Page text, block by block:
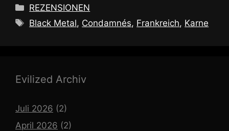
Kategorien
REZENSIONEN
Schlagwörter
Black Metal, Condamnés, Frankreich, Karne
Evilized Archiv
Juli 2026 (2)
April 2026 (2)